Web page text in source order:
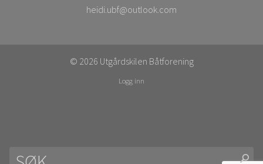
heidi.ubf@outlook.com
© 2026 Utgårdskilen Båtforening
Logg inn